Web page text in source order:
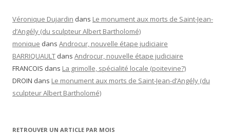
Véronique Dujardin dans Le monument aux morts de Saint-Jean-
d’Angély (du sculpteur Albert Bartholomé)
monique dans Androcur, nouvelle étape judiciaire
BARRIQUAULT dans Androcur, nouvelle étape judiciaire
FRANCOIS dans La grimolle, spécialité locale (poitevine?)
DROIN dans Le monument aux morts de Saint-Jean-d’Angély (du
sculpteur Albert Bartholomé)
RETROUVER UN ARTICLE PAR MOIS